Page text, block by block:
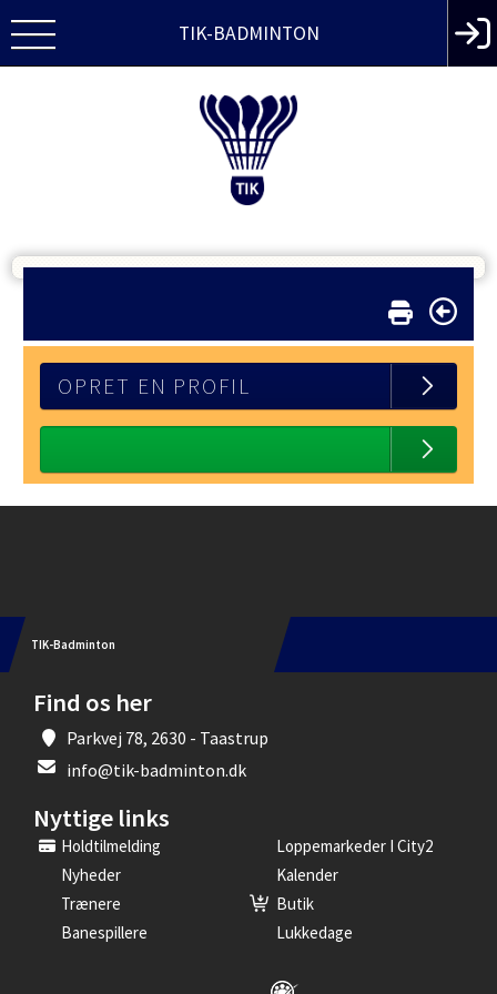
TIK-BADMINTON
OPRET EN PROFIL
TIK-Badminton
Find os her
Parkvej 78, 2630 - Taastrup
info@tik-badminton.dk
Nyttige links
Holdtilmelding
Loppemarkeder I City2
Nyheder
Kalender
Trænere
Butik
Banespillere
Lukkedage